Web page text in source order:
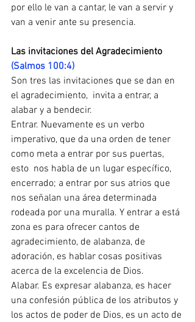
por ello le van a cantar, le van a servir y
van a venir ante su presencia.
Las invitaciones del Agradecimiento
(Salmos 100:4)
Son tres las invitaciones que se dan en
el agradecimiento,  invita a entrar, a
alabar y a bendecir.
Entrar. Nuevamente es un verbo
imperativo, que da una orden de tener
como meta a entrar por sus puertas,
esto  nos habla de un lugar específico,
encerrado; a entrar por sus atrios que
nos señalan una área determinada
rodeada por una muralla. Y entrar a está
zona es para ofrecer cantos de
agradecimiento, de alabanza, de
adoración, es hablar cosas positivas
acerca de la excelencia de Dios.
Alabar. Es expresar alabanza, es hacer
una confesión pública de los atributos y
los actos de poder de Dios, es un acto de